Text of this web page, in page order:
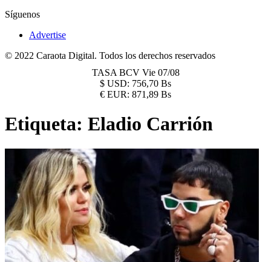
Síguenos
Advertise
© 2022 Caraota Digital. Todos los derechos reservados
TASA BCV Vie 07/08
$ USD: 756,70 Bs
€ EUR: 871,89 Bs
Etiqueta: Eladio Carrión